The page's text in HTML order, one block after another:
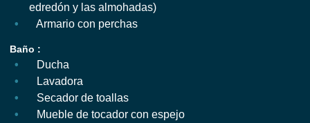
edredón y las almohadas)
Armario con perchas
Baño :
Ducha
Lavadora
Secador de toallas
Mueble de tocador con espejo